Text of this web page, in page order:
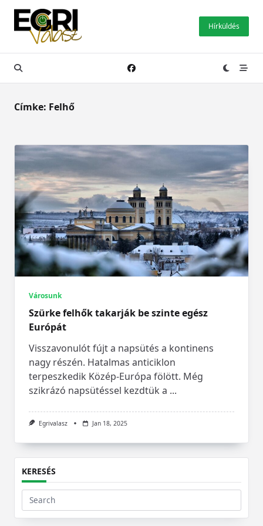
Skip
content
Hírküldés
Címke: Felhő
Városunk
Szürke felhők takarják be szinte egész
Európát
Visszavonulót fújt a napsütés a kontinens
nagy részén. Hatalmas anticiklon
terpeszkedik Közép-Európa fölött. Még
szikrázó napsütéssel kezdtük a ...
Egrivalasz Jan 18, 2025
KERESÉS
Search
for: